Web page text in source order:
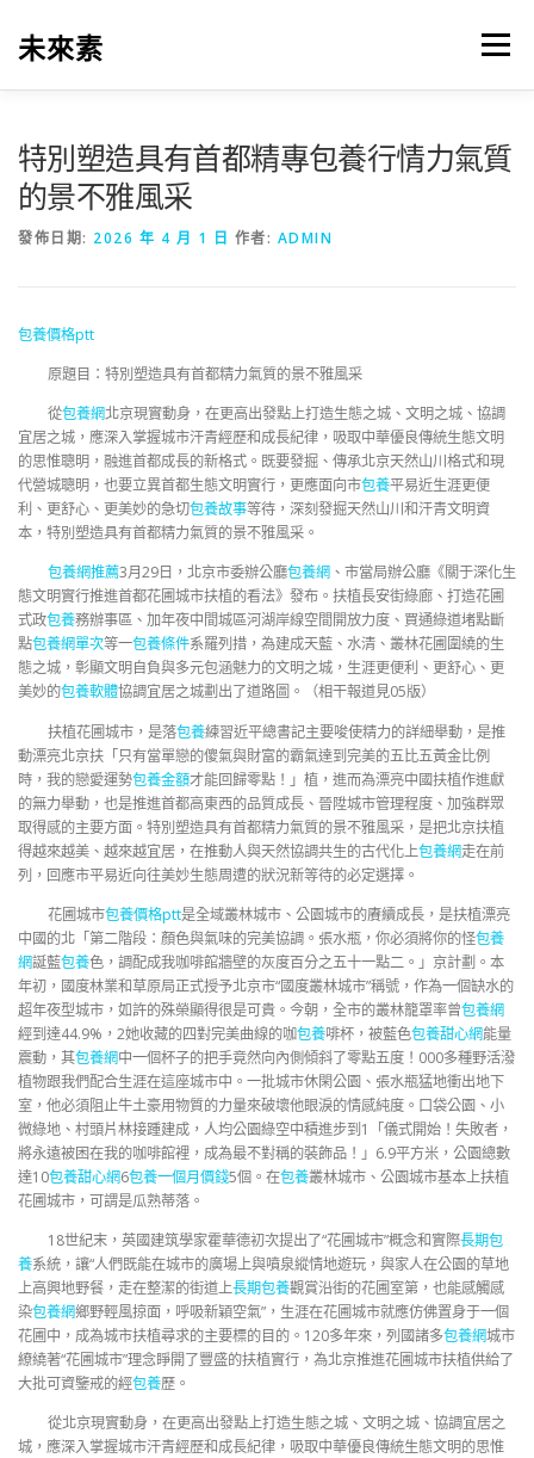
未來素 選單
特別塑造具有首都精專包養行情力氣質
的景不雅風采
發佈日期: 2026 年 4 月 1 日 作者: ADMIN
包養價格ptt
原題目：特別塑造具有首都精力氣質的景不雅風采
從包養網北京現實動身，在更高出發點上打造生態之城、文明之城、協調
宜居之城，應深入掌握城市汗青經歷和成長紀律，吸取中華優良傳統生態文明
的思惟聰明，融進首都成長的新格式。既要發掘、傳承北京天然山川格式和現
代營城聰明，也要立異首都生態文明實行，更應面向市包養平易近生涯更便
利、更舒心、更美妙的急切包養故事等待，深刻發掘天然山川和汗青文明資
本，特別塑造具有首都精力氣質的景不雅風采。
包養網推薦3月29日，北京市委辦公廳包養網、市當局辦公廳《關于深化生
態文明實行推進首都花圃城市扶植的看法》發布。扶植長安街綠廊、打造花圃
式政包養務辦事區、加年夜中間城區河湖岸線空間開放力度、買通綠道堵點斷
點包養網單次等一包養條件系羅列措，為建成天藍、水清、叢林花圃圍繞的生
態之城，彰顯文明自負與多元包涵魅力的文明之城，生涯更便利、更舒心、更
美妙的包養軟體協調宜居之城劃出了道路圖。（相干報道見05版）
扶植花圃城市，是落包養練習近平總書記主要唆使精力的詳細舉動，是推
動漂亮北京扶「只有當單戀的傻氣與財富的霸氣達到完美的五比五黃金比例
時，我的戀愛運勢包養金額才能回歸零點！」植，進而為漂亮中國扶植作進獻
的無力舉動，也是推進首都高東西的品質成長、晉陞城市管理程度、加強群眾
取得感的主要方面。特別塑造具有首都精力氣質的景不雅風采，是把北京扶植
得越來越美、越來越宜居，在推動人與天然協調共生的古代化上包養網走在前
列，回應市平易近向往美妙生態周遭的狀況新等待的必定選擇。
花圃城市包養價格ptt是全域叢林城市、公園城市的賡續成長，是扶植漂亮
中國的北「第二階段：顏色與氣味的完美協調。張水瓶，你必須將你的怪包養
網誕藍包養色，調配成我咖啡館牆壁的灰度百分之五十一點二。」京計劃。本
年初，國度林業和草原局正式授予北京市“國度叢林城市”稱號，作為一個缺水的
超年夜型城市，如許的殊榮顯得很是可貴。今朝，全市的叢林籠罩率曾包養網
經到達44.9%，2她收藏的四對完美曲線的咖包養啡杯，被藍色包養甜心網能量
震動，其包養網中一個杯子的把手竟然向內側傾斜了零點五度！000多種野活潑
植物跟我們配合生涯在這座城市中。一批城市休閑公園、張水瓶猛地衝出地下
室，他必須阻止牛土豪用物質的力量來破壞他眼淚的情感純度。口袋公園、小
微綠地、村頭片林接踵建成，人均公園綠空中積進步到1「儀式開始！失敗者，
將永遠被困在我的咖啡館裡，成為最不對稱的裝飾品！」6.9平方米，公園總數
達10包養甜心網6包養一個月價錢5個。在包養叢林城市、公園城市基本上扶植
花圃城市，可謂是瓜熟蒂落。
18世紀末，英國建筑學家霍華德初次提出了“花圃城市”概念和實際長期包
養系統，讓“人們既能在城市的廣場上與噴泉縱情地遊玩，與家人在公園的草地
上高興地野餐，走在整潔的街道上長期包養觀賞沿街的花圃室第，也能感觸感
染包養網鄉野輕風掠面，呼吸新穎空氣”，生涯在花圃城市就應仿佛置身于一個
花圃中，成為城市扶植尋求的主要標的目的。120多年來，列國諸多包養網城市
繚繞著“花圃城市”理念睜開了豐盛的扶植實行，為北京推進花圃城市扶植供給了
大批可資鑒戒的經包養歷。
從北京現實動身，在更高出發點上打造生態之城、文明之城、協調宜居之
城，應深入掌握城市汗青經歷和成長紀律，吸取中華優良傳統生態文明的思惟